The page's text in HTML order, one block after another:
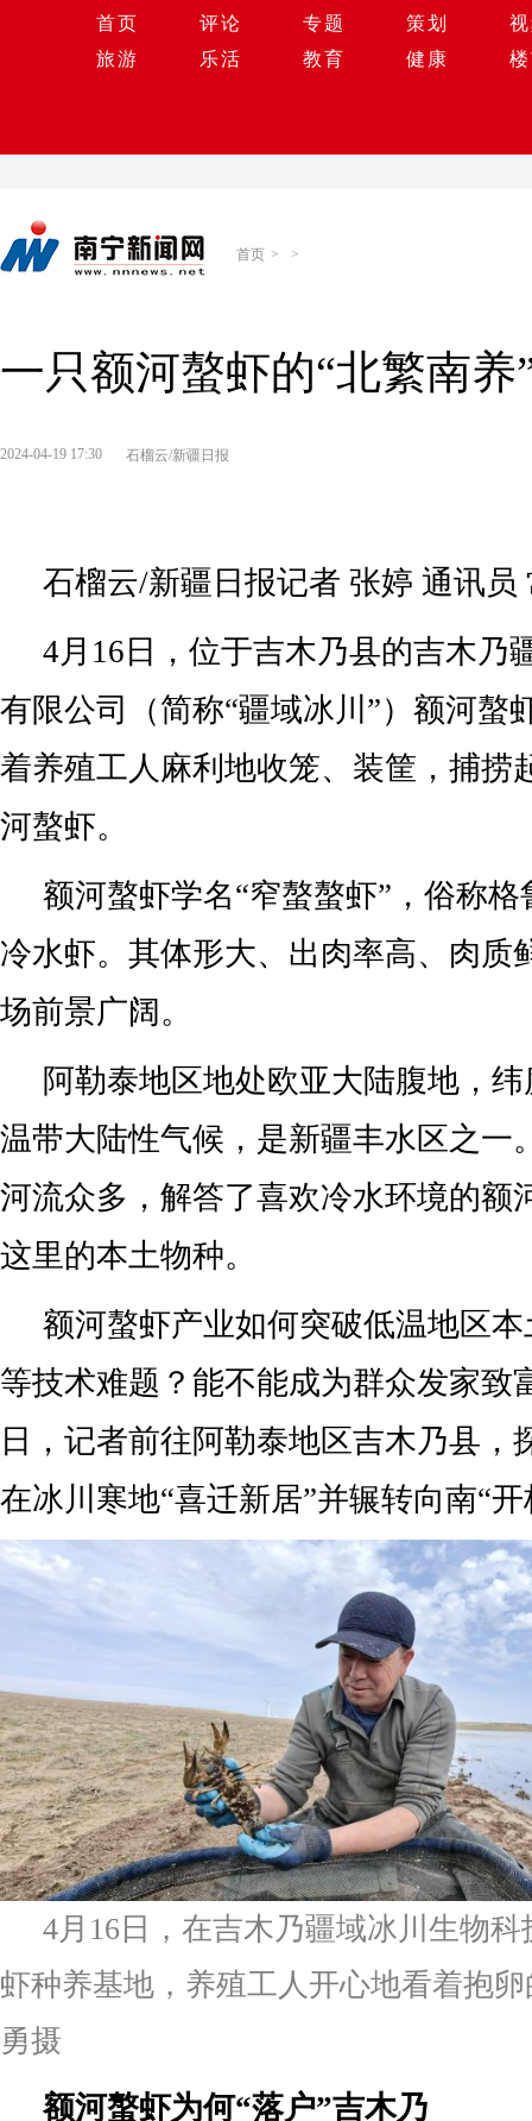
首页 评论 专题 策划
旅游
乐活 教育 健康
首页 > >
一只额河螯虾的“北繁南养
2024-04-19 17:30 石榴云/新疆日报
石榴云/新疆日报记者 张婷 通讯员
4月16日，位于吉木乃县的吉木乃
有限公司（简称“疆域冰川”）额河螯
着养殖工人麻利地收笼、装筐，捕捞
河螯虾。
额河螯虾学名“窄螯螯虾”，俗称
冷水虾。其体形大、出肉率高、肉质
场前景广阔。
阿勒泰地区地处欧亚大陆腹地，
温带大陆性气候，是新疆丰水区之一
河流众多，解答了喜欢冷水环境的额
这里的本土物种。
额河螯虾产业如何突破低温地区
等技术难题？能不能成为群众发家致
日，记者前往阿勒泰地区吉木乃县，
在冰川寒地“喜迁新居”并辗转向南“
4月16日，在吉木乃疆域冰川生物
虾种养基地，养殖工人开心地看着抱
勇摄
额河螯虾为何“落户”吉木乃